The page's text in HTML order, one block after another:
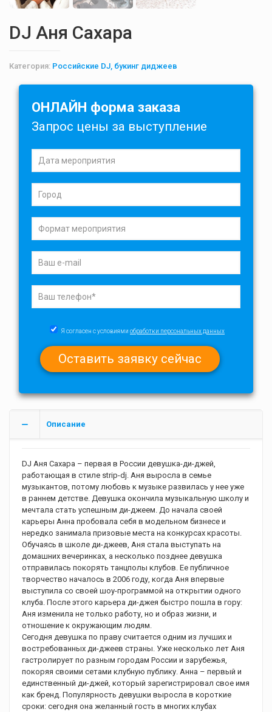
DJ Аня Cахара
Категория: Российские DJ, букинг диджеев
ОНЛАЙН форма заказа
Запрос цены за выступление
Я согласен с условиями обработки персональных данных
Описание
DJ Аня Cахара – первая в России девушка-ди-джей,
работающая в стиле strip-dj. Аня выросла в семье
музыкантов, потому любовь к музыке развилась у нее уже
в раннем детстве. Девушка окончила музыкальную школу и
мечтала стать успешным ди-джеем. До начала своей
карьеры Анна пробовала себя в модельном бизнесе и
нередко занимала призовые места на конкурсах красоты.
Обучаясь в школе ди-джеев, Аня стала выступать на
домашних вечеринках, а несколько позднее девушка
отправилась покорять танцполы клубов. Ее публичное
творчество началось в 2006 году, когда Аня впервые
выступила со своей шоу-программой на открытии одного
клуба. После этого карьера ди-джея быстро пошла в гору:
Аня изменила не только работу, но и образ жизни, и
отношение к окружающим людям.
Сегодня девушка по праву считается одним из лучших и
востребованных ди-джеев страны. Уже несколько лет Аня
гастролирует по разным городам России и зарубежья,
покоряя своими сетами клубную публику. Анна – первый и
единственный ди-джей, который зарегистрировал свое имя
как бренд. Популярность девушки выросла в короткие
сроки: сегодня она желанный гость в многих клубах